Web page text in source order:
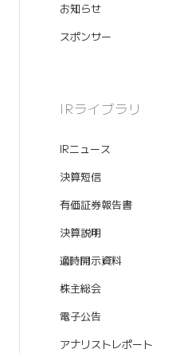
お知らせ
スポンサー
IRライブラリ
IRニュース
決算短信
有価証券報告書
決算説明
適時開示資料
株主総会
電子公告
アナリストレポート